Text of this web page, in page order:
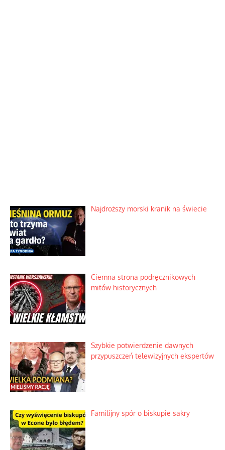
Najdroższy morski kranik na świecie
Ciemna strona podręcznikowych
mitów historycznych
Szybkie potwierdzenie dawnych
przypuszczeń telewizyjnych ekspertów
Familijny spór o biskupie sakry